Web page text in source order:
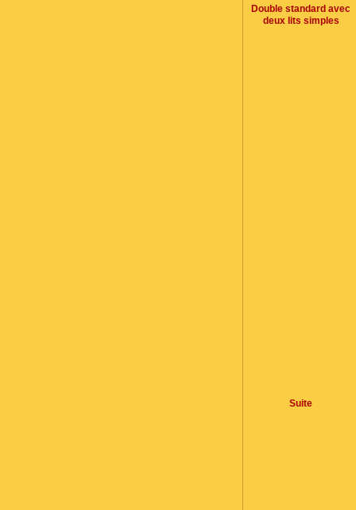
Double standard avec
deux lits simples
Suite